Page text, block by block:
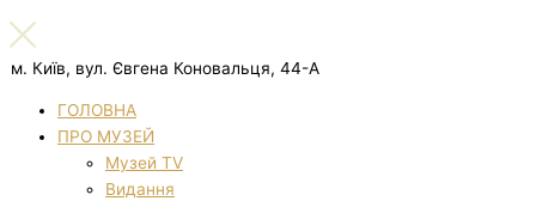
м. Київ, вул. Євгена Коновальця, 44-А
ГОЛОВНА
ПРО МУЗЕЙ
Музей TV
Видання